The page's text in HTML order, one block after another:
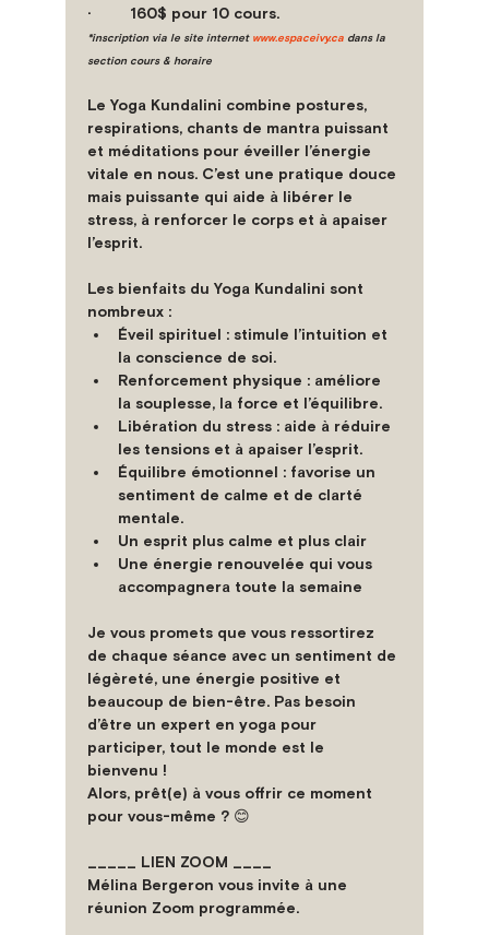
·         160$ pour 10 cours.
*inscription via le site internet www.espaceivy.ca dans la
section cours & horaire
Le Yoga Kundalini combine postures,
respirations, chants de mantra puissant
et méditations pour éveiller l’énergie
vitale en nous. C’est une pratique douce
mais puissante qui aide à libérer le
stress, à renforcer le corps et à apaiser
l’esprit.
Les bienfaits du Yoga Kundalini sont
nombreux :
Éveil spirituel : stimule l’intuition et
la conscience de soi.
Renforcement physique : améliore
la souplesse, la force et l’équilibre.
Libération du stress : aide à réduire
les tensions et à apaiser l’esprit.
Équilibre émotionnel : favorise un
sentiment de calme et de clarté
mentale.
Un esprit plus calme et plus clair
Une énergie renouvelée qui vous
accompagnera toute la semaine
Je vous promets que vous ressortirez
de chaque séance avec un sentiment de
légèreté, une énergie positive et
beaucoup de bien-être. Pas besoin
d’être un expert en yoga pour
participer, tout le monde est le
bienvenu !
Alors, prêt(e) à vous offrir ce moment
pour vous-même ? 😊
_____ LIEN ZOOM ____
Mélina Bergeron vous invite à une
réunion Zoom programmée.